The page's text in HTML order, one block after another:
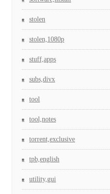
stolen
stolen,1080p
stuff,apps
subs,divx
tool
tool,notes
torrent,exclusive
tpb,english
utility,gui